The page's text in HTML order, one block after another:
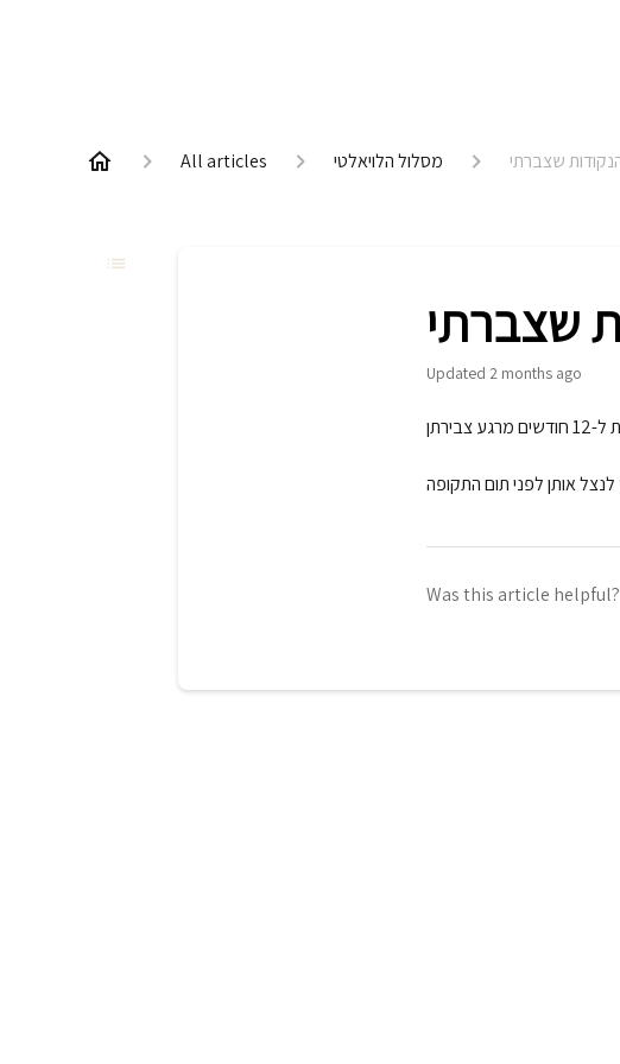
All articles מסלול הלויאלטי
Updated 2 months ago
Was this article helpful?